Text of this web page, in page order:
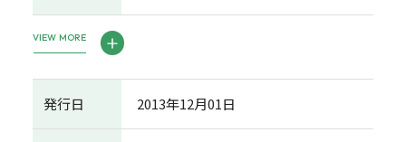
VIEW MORE
発行日 2013年12月01日